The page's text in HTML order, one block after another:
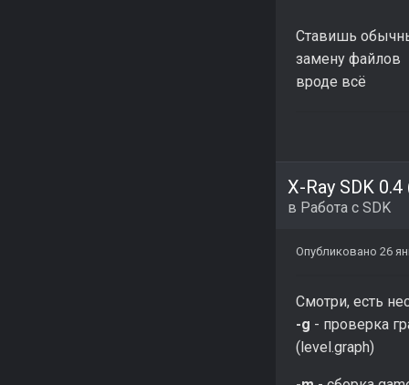
Ставишь
замену файлов
вроде всё
X-Ray SDK 0.4
в Работа с SDK
Опубликовано 26
Смотри, есть
-g - проверка
(level.graph)